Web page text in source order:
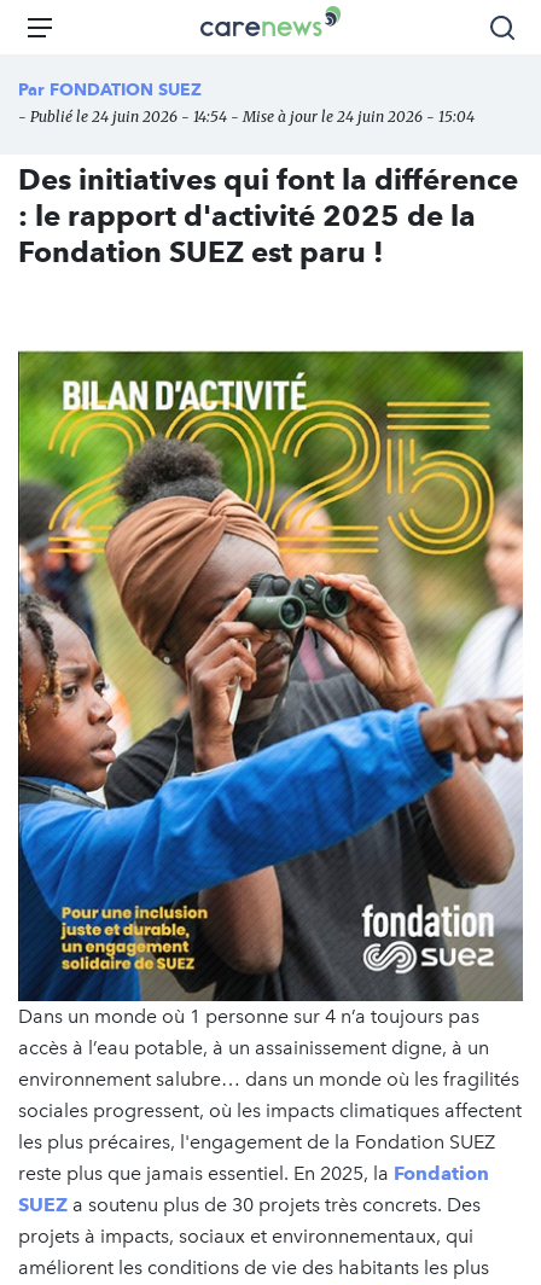
Aller
principal
Carenews,
média
des
l'engagement
Menu
Par FONDATION SUEZ
- Publié le 24 juin 2026 - 14:54 - Mise à jour le 24 juin 2026 - 15:04
Des initiatives qui font la différence
: le rapport d'activité 2025 de la
Fondation SUEZ est paru !
Dans un monde où 1 personne sur 4 n’a toujours pas
accès à l’eau potable, à un assainissement digne, à un
environnement salubre… dans un monde où les fragilités
sociales progressent, où les impacts climatiques affectent
les plus précaires, l'engagement de la Fondation SUEZ
reste plus que jamais essentiel. En 2025, la Fondation
SUEZ a soutenu plus de 30 projets très concrets. Des
projets à impacts, sociaux et environnementaux, qui
améliorent les conditions de vie des habitants les plus